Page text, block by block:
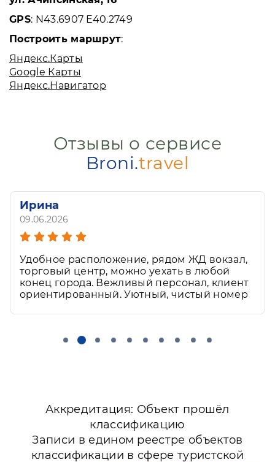
GPS: N43.6907 E40.2749
Построить маршрут:
Яндекс.Карты
Google Карты
Яндекс.Навигатор
Отзывы о сервисе
Broni.travel
Ирина
09.06.2026
Отдыхали в Астрахани в гостинице дельта.
Удобное расположение, рядом ЖД вокзал,
торговый центр, можно уехать в любой
конец города. Вежливый персонал, клиент
Развернуть
Аккредитация: Объект прошёл
классификацию
Записи в едином реестре объектов
классификации в сфере туристской